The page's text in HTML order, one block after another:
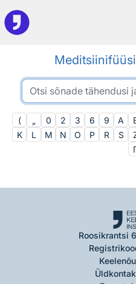
Otsingu juurde
( „ 0 2 3 6 9 A
K
L M N O P R S
Roosikrantsi
Keelenõu